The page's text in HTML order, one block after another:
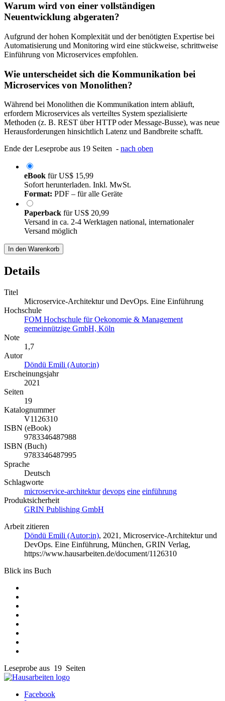
Warum wird von einer vollständigen
Neuentwicklung abgeraten?
Aufgrund der hohen Komplexität und der benötigten Expertise bei
Automatisierung und Monitoring wird eine stückweise, schrittweise
Einführung von Microservices empfohlen.
Wie unterscheidet sich die Kommunikation bei
Microservices von Monolithen?
Während bei Monolithen die Kommunikation intern abläuft,
erfordern Microservices als verteiltes System spezialisierte
Methoden (z. B. REST über HTTP oder Message-Busse), was neue
Herausforderungen hinsichtlich Latenz und Bandbreite schafft.
Ende der Leseprobe aus 19 Seiten - nach oben
eBook fürUS$ 15,99
Sofort herunterladen. Inkl. MwSt.
Format: PDF – für alle Geräte
Paperback fürUS$ 20,99
Versand in ca. 2-4 Werktagen national, internationaler
Versand möglich
In den Warenkorb
Details
Titel
Microservice-Architektur und DevOps. Eine Einführung
Hochschule
FOM Hochschule für Oekonomie & Management
gemeinnützige GmbH, Köln
Note
1,7
Autor
Döndü Emili (Autor:in)
Erscheinungsjahr
2021
Seiten
19
Katalognummer
V1126310
ISBN (eBook)
9783346487988
ISBN (Buch)
9783346487995
Sprache
Deutsch
Schlagworte
microservice-architektur devops eine einführung
Produktsicherheit
GRIN Publishing GmbH
Arbeit zitieren
Döndü Emili (Autor:in), 2021, Microservice-Architektur und
DevOps. Eine Einführung, München, GRIN Verlag,
https://www.hausarbeiten.de/document/1126310
Blick ins Buch
Leseprobe aus 19 Seiten
Facebook